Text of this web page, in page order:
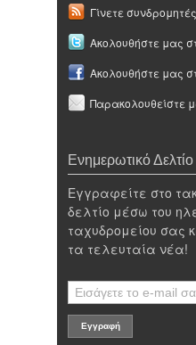
Γίνετε
Ακολουθήστε μας
Ακολουθήστε μας
Παρακολουθείστε
Ενημερωτικό Δελτίο
Εγγραφείτε στο
δελτίο μέσω του
ταχυδρομείου σας
τα τελευταία νέα!